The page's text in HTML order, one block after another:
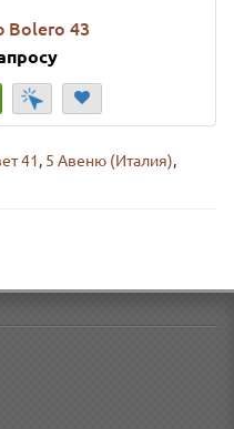
Bolero 43
41, 5 Авеню (Италия),